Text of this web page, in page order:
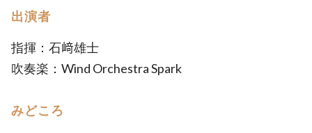
出演者
指揮：石﨑雄士
吹奏楽：Wind Orchestra Spark
みどころ